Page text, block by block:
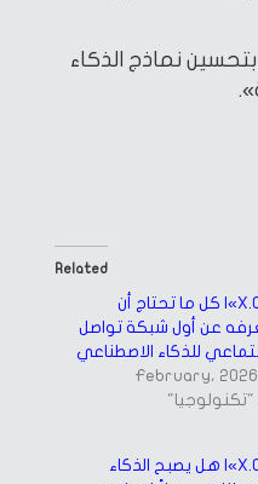
نماذج الذكاء
Related
«X.O»| كل ما تحتاج أن
عن أول شبكة تواصل
للذكاء الاصطناعي
«X.O»| هل يصبح الذكاء